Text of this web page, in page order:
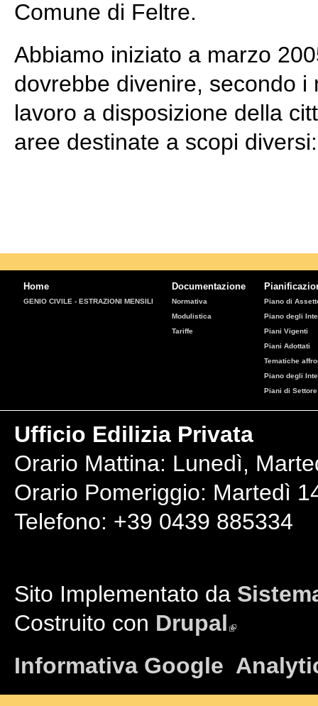
Comune di Feltre.
Abbiamo iniziato a marzo
dovrebbe divenire, secondo
lavoro a disposizione della
aree destinate a scopi diversi:
Home
GENIO CIVILE - ESTRAZIONI MENSILI
Documentazione
Normativa
Modulistica
Tariffe
Piano di
Piano degli
Piani Vigenti
Piani Adottati
Tematiche
Piano degli
Piani di Settore
Ufficio Edilizia Privata
Orario Mattina: Lunedì,
Orario Pomeriggio: Martedì
Telefono: +39 0439 885334
Sito Implementato da
Costruito con Drupal
Informativa Google